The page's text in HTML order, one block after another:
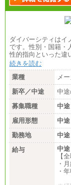
ダイバーシティはイ
です。性別・国籍・
性的指向といった違
続きを読む
業種
メ
新卒／中途
中
募集職種
中途
雇用形態
中途
勤務地
中途
給与
中途
【
・
・